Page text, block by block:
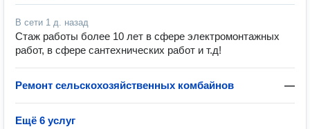
В сети 1 д. назад
Стаж работы более 10 лет в сфере электромонтажных
работ, в сфере сантехнических работ и т.д!
Ремонт сельскохозяйственных комбайнов —
Ещё 6 услуг